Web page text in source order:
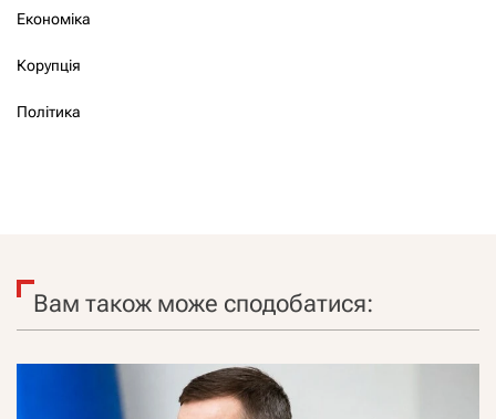
Економіка
Корупція
Політика
Вам також може сподобатися: